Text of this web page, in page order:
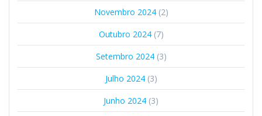
Novembro 2024(2)
Outubro 2024(7)
Setembro 2024(3)
Julho 2024(3)
Junho 2024 (3)